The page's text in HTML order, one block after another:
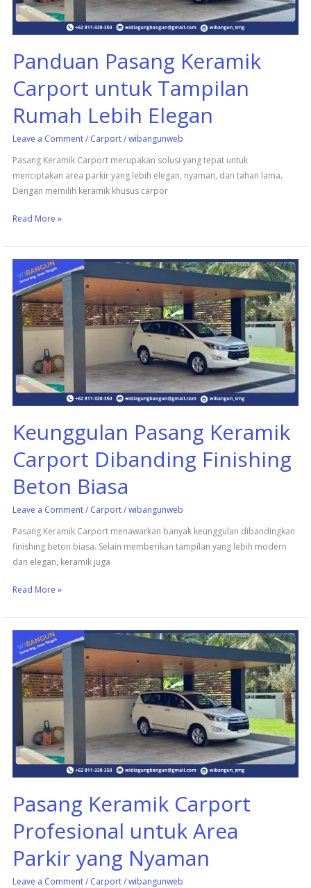
Panduan Pasang Keramik
Carport untuk Tampilan
Rumah Lebih Elegan
Leave a Comment / Carport/wibangunweb
Pasang Keramik Carport merupakan solusi yang tepat untuk
menciptakan area parkir yang lebih elegan, nyaman, dan tahan lama.
Dengan memilih keramik khusus carpor
Elegan
Read More »
Keunggulan Pasang Keramik
Carport Dibanding Finishing
Beton Biasa
Leave a Comment / Carport/wibangunweb
Pasang Keramik Carport menawarkan banyak keunggulan dibandingkan
finishing beton biasa. Selain memberikan tampilan yang lebih modern
dan elegan, keramik juga
Keunggulan
Pasang
Keramik
Carport
Dibanding
Finishing
Beton
Biasa
Read More »
Pasang Keramik Carport
Profesional untuk Area
Parkir yang Nyaman
Leave a Comment / Carport/wibangunweb
Pasang
Keramik
Carport
Profesional
untuk
Area
yang
Nyaman